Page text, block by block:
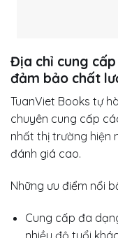
Địa chỉ cung
đảm bảo chất
TuanViet Books tự
chuyên cung cấp
nhất thị trường hiện
đánh giá cao.
Những ưu điểm nổi
Cung cấp đa
nhiều độ tuổi